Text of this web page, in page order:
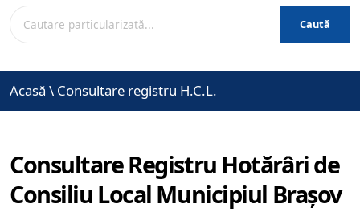
Caută
Acasă \ Consultare registru H.C.L.
Consultare Registru Hotărâri de
Consiliu Local Municipiul Brașov